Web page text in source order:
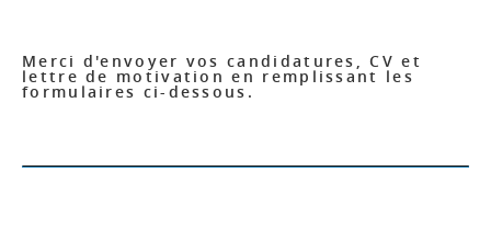
Merci d'envoyer vos candidatures, CV et
lettre de motivation en remplissant les
formulaires ci-dessous.